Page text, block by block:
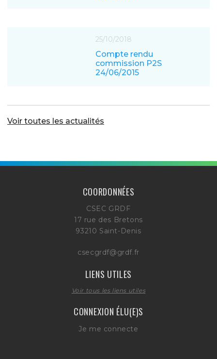
25/10/2018
Compte rendu
commission P2S
24/06/2015
Voir toutes les actualités
COORDONNÉES
CSEC GRDF
17 rue des Bretons
93210 Saint-Denis
csecgrdf@grdf.fr
LIENS UTILES
Voir tous les liens utiles
CONNEXION ÉLU(E)S
Je me connecte